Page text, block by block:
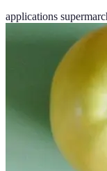
applications